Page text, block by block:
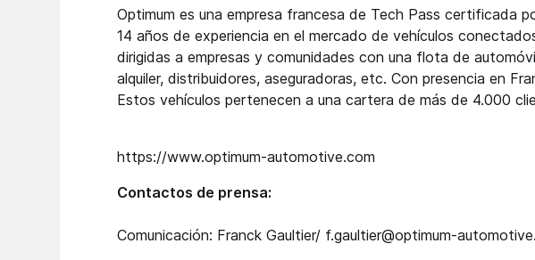
Optimum es una empresa francesa de Tech Pass certificada
14 años de experiencia en el mercado de vehículos
dirigidas a empresas y comunidades con una flota de
alquiler, distribuidores, aseguradoras, etc. Con presencia en
Estos vehículos pertenecen a una cartera de más de 4.000
https://www.optimum-automotive.com
Contactos de prensa:
Comunicación: Franck Gaultier/ f.gaultier@optimum-